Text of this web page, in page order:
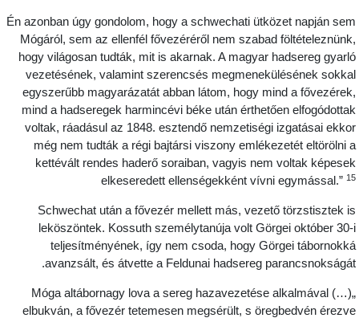
Én azonban úgy gondolom, hogy a schwechati ütközet napján
Mógáról, sem az ellenfél fővezéréről nem szabad
hogy világosan tudták, mit is akarnak. A magyar hadsereg
vezetésének, valamint szerencsés megmenekülésének
egyszerűbb magyarázatát abban látom, hogy mind a
mind a hadseregek harmincévi béke után érthetően
voltak, ráadásul az 1848. esztendő nemzetiségi izgatásai
még nem tudták a régi bajtársi viszony emlékezetét eltörölni
kettévált rendes haderő soraiban, vagyis nem voltak
elkeseredett ellenségekként vívni egymással.”
Schwechat után a fővezér mellett más, vezető törzstisztek
leköszöntek. Kossuth személytanúja volt Görgei október
teljesítményének, így nem csoda, hogy Görgei
avanzsált, és átvette a Feldunai hadsereg
„(…) Móga altábornagy lova a sereg hazavezetése alkalmával
elbukván, a fővezér tetemesen megsérült, s öregbedvén